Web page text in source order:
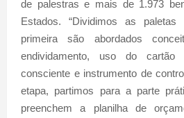
de palestras e mais de 1.973
Estados. “Dividimos as
primeira são abordados
endividamento, uso do cartão
consciente e instrumento de
etapa, partimos para a parte
preenchem a planilha de